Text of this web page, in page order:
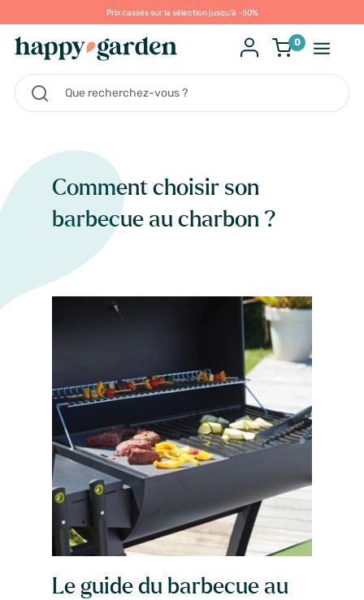
Prix cassés sur la sélection jusqu'à -50%
0
Comment choisir son
barbecue au charbon ?
Le guide du barbecue au